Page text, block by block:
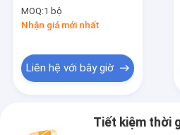
MOQ:1 bộ
Nhận giá mới nhất
Liên hệ với bây giờ
Tiết kiệm thời